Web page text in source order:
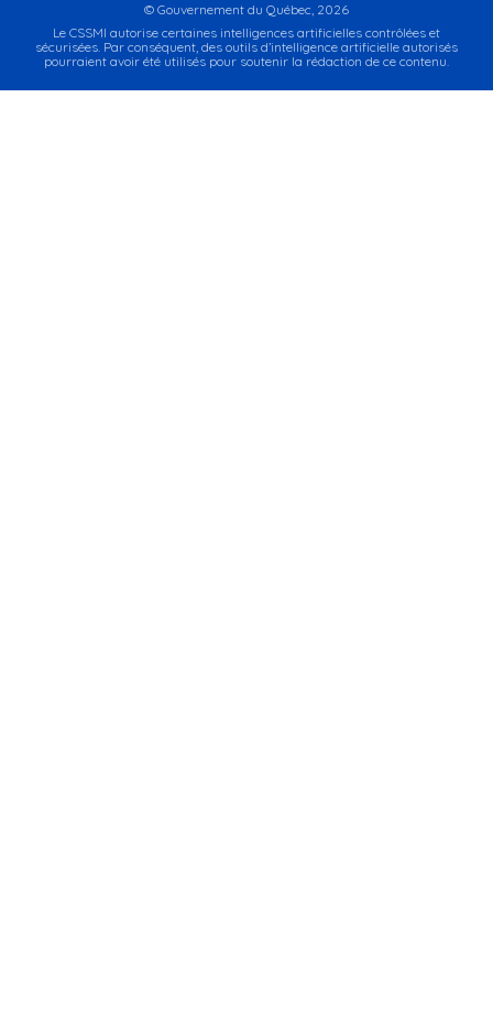
© Gouvernement du Québec, 2026
Le CSSMI autorise certaines intelligences artificielles contrôlées et
sécurisées. Par conséquent, des outils d’intelligence artificielle autorisés
pourraient avoir été utilisés pour soutenir la rédaction de ce contenu.